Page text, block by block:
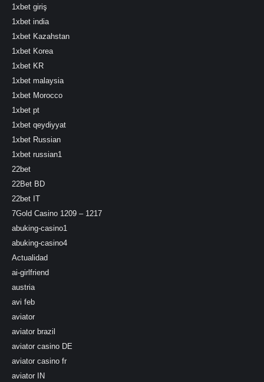
1xbet giriş
1xbet india
1xbet Kazahstan
1xbet Korea
1xbet KR
1xbet malaysia
1xbet Morocco
1xbet pt
1xbet qeydiyyat
1xbet Russian
1xbet russian1
22bet
22Bet BD
22bet IT
7Gold Casino 1209 – 1217
abuking-casino1
abuking-casino4
Actualidad
ai-girlfriend
austria
avi feb
aviator
aviator brazil
aviator casino DE
aviator casino fr
aviator IN